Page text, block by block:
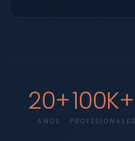
20+
AÑOS
100K+
PROFESIONALES